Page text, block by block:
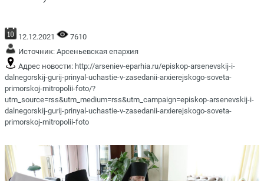
12.12.2021
7610
Источник: Арсеньевская епархия
Адрес новости: http://arseniev-eparhia.ru/episkop-arsenevskij-i-
dalnegorskij-gurij-prinyal-uchastie-v-zasedanii-arxierejskogo-soveta-
primorskoj-mitropolii-foto/?
utm_source=rss&utm_medium=rss&utm_campaign=episkop-arsenevskij-i-
dalnegorskij-gurij-prinyal-uchastie-v-zasedanii-arxierejskogo-soveta-
primorskoj-mitropolii-foto